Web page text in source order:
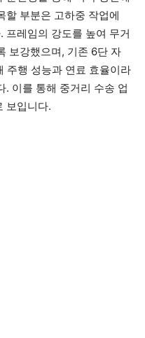
할 부분은 고하중 작업에
프레임의 강도를 높여 무거
보강했으며, 기존 6단 자
주행 성능과 연료 효율이라
. 이를 통해 중거리 수송 업
보입니다.